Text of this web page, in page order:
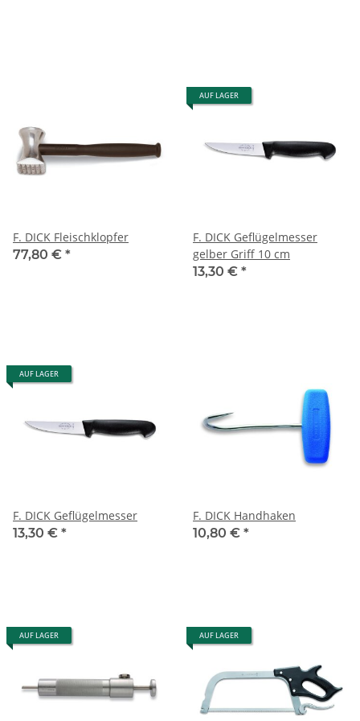
F. DICK Fleischklopfer
77,80 € *
AUF LAGER
F. DICK Geflügelmesser
gelber Griff 10 cm
13,30 € *
AUF LAGER
F. DICK Geflügelmesser
13,30 € *
F. DICK Handhaken
10,80 € *
AUF LAGER AUF LAGER